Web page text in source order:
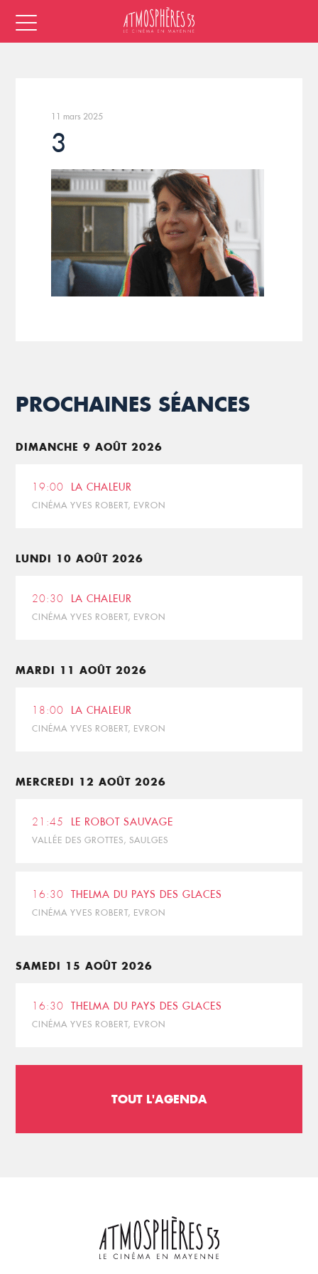
11 mars 2025
3
PROCHAINES SÉANCES
DIMANCHE 9 AOÛT 2026
19:00 LA CHALEUR
CINÉMA YVES ROBERT, EVRON
LUNDI 10 AOÛT 2026
20:30 LA CHALEUR
CINÉMA YVES ROBERT, EVRON
MARDI 11 AOÛT 2026
18:00 LA CHALEUR
CINÉMA YVES ROBERT, EVRON
MERCREDI 12 AOÛT 2026
21:45 LE ROBOT SAUVAGE
VALLÉE DES GROTTES, SAULGES
16:30 THELMA DU PAYS DES GLACES
CINÉMA YVES ROBERT, EVRON
SAMEDI 15 AOÛT 2026
16:30 THELMA DU PAYS DES GLACES
CINÉMA YVES ROBERT, EVRON
TOUT L'AGENDA